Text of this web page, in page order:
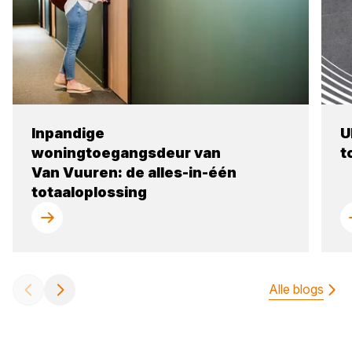
Inpandige
woningtoegangsdeur van
Van Vuuren: de alles-in-één
totaaloplossing
Alle blogs